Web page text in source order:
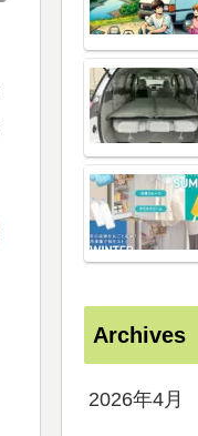
Archives
2026年4月